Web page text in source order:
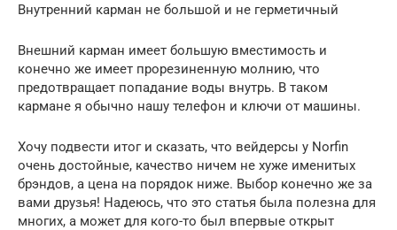
Внутренний карман не большой и не герметичный
Внешний карман имеет большую вместимость и
конечно же имеет прорезиненную молнию, что
предотвращает попадание воды внутрь. В таком
кармане я обычно нашу телефон и ключи от машины.
Хочу подвести итог и сказать, что вейдерсы у Norfin
очень достойные, качество ничем не хуже именитых
брэндов, а цена на порядок ниже. Выбор конечно же за
вами друзья! Надеюсь, что это статья была полезна для
многих, а может для кого-то был впервые открыт